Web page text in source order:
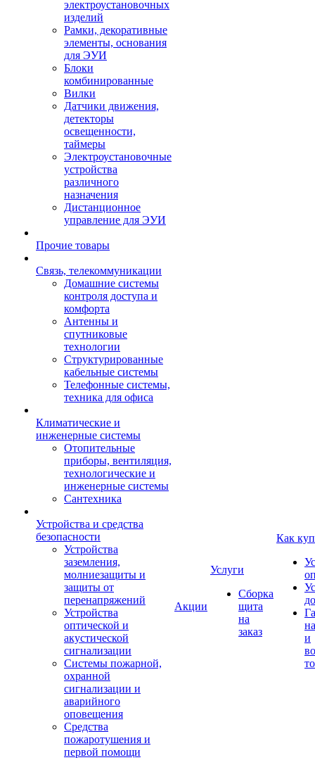
электроустановочных
изделий
Рамки, декоративные
элементы, основания
для ЭУИ
Блоки
комбинированные
Вилки
Датчики движения,
детекторы
освещенности,
таймеры
Электроустановочные
устройства
различного
назначения
Дистанционное
управление для ЭУИ
Прочие товары
Связь, телекоммуникации
Домашние системы
контроля доступа и
комфорта
Антенны и
спутниковые
технологии
Структурированные
кабельные системы
Телефонные системы,
техника для офиса
Климатические и
инженерные системы
Отопительные
приборы, вентиляция,
технологические и
инженерные системы
Сантехника
Устройства и средства
безопасности
Устройства
заземления,
молниезащиты и
защиты от
перенапряжений
Устройства
оптической и
акустической
сигнализации
Системы пожарной,
охранной
сигнализации и
аварийного
оповещения
Средства
пожаротушения и
первой помощи
Акции
Услуги
Сборка
щита
на
заказ
Как
и